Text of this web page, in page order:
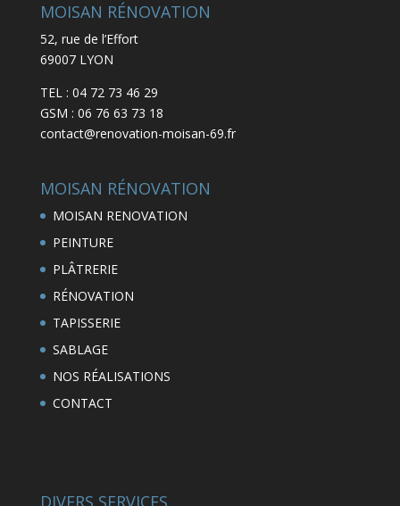
MOISAN RÉNOVATION
52, rue de l’Effort
69007 LYON
TEL : 04 72 73 46 29
GSM : 06 76 63 73 18
contact@renovation-moisan-69.fr
MOISAN RÉNOVATION
MOISAN RENOVATION
PEINTURE
PLÂTRERIE
RÉNOVATION
TAPISSERIE
SABLAGE
NOS RÉALISATIONS
CONTACT
DIVERS SERVICES